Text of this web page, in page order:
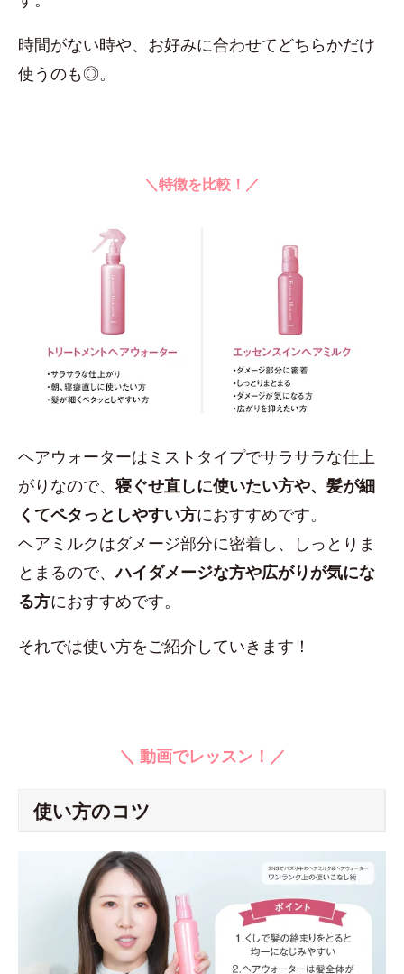
時間がない時や、お好みに合わせてどちらかだけ
使うのも◎。
＼特徴を比較！／
ヘアウォーターはミストタイプでサラサラな仕上
がりなので、寝ぐせ直しに使いたい方や、髪が細
くてペタっとしやすい方におすすめです。
ヘアミルクはダメージ部分に密着し、しっとりま
とまるので、ハイダメージな方や広がりが気にな
る方におすすめです。
それでは使い方をご紹介していきます！
＼ 動画でレッスン！／
使い方のコツ